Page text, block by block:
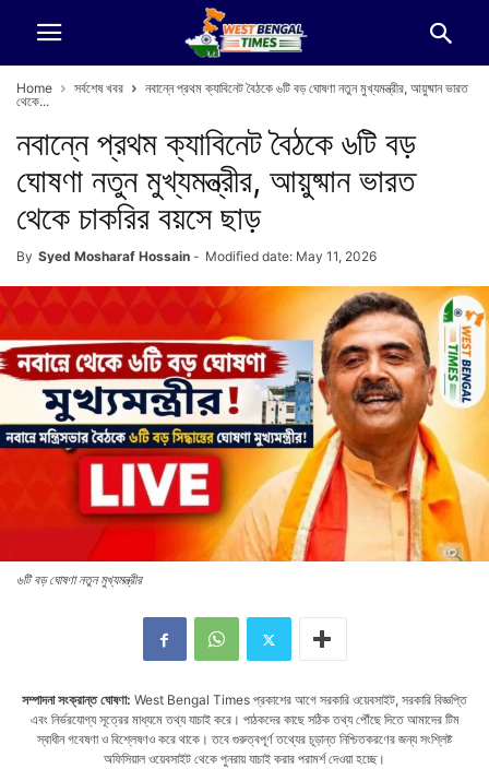
Home সর্বশেষ খবর
নবান্নে প্রথম ক্যাবিনেট বৈঠকে ৬টি বড় ঘোষণা নতুন মুখ্যমন্ত্রীর, আয়ুষ্মান ভারত
থেকে...
নবান্নে প্রথম ক্যাবিনেট বৈঠকে ৬টি বড়
ঘোষণা নতুন মুখ্যমন্ত্রীর, আয়ুষ্মান ভারত
থেকে চাকরির বয়সে ছাড়
By Syed Mosharaf Hossain - Modified date: May 11, 2026
৬টি বড় ঘোষণা নতুন মুখ্যমন্ত্রীর
সম্পাদনা সংক্রান্ত ঘোষণা: West Bengal Times প্রকাশের আগে সরকারি ওয়েবসাইট, সরকারি বিজ্ঞপ্তি
এবং নির্ভরযোগ্য সূত্রের মাধ্যমে তথ্য যাচাই করে। পাঠকদের কাছে সঠিক তথ্য পৌঁছে দিতে আমাদের টিম
স্বাধীন গবেষণা ও বিশ্লেষণও করে থাকে। তবে গুরুত্বপূর্ণ তথ্যের চূড়ান্ত নিশ্চিতকরণের জন্য সংশ্লিষ্ট
অফিসিয়াল ওয়েবসাইট থেকে পুনরায় যাচাই করার পরামর্শ দেওয়া হচ্ছে।